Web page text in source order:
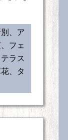
、ア
フェ
ラス
、タ